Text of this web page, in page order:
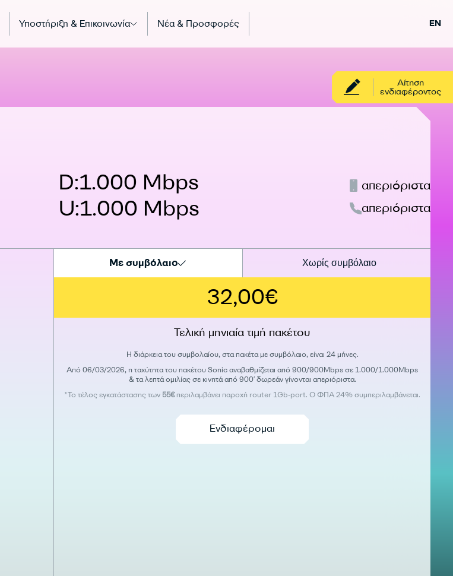
Υποστήριξη & Επικοινωνία Νέα & Προσφορές EN
Αίτηση
ενδιαφέροντος
D:1.000 Mbps
U:1.000 Mbps
απεριόριστα
απεριόριστα
Με συμβόλαιο Χωρίς συμβόλαιο
32,00€
Τελική μηνιαία τιμή πακέτου
Η διάρκεια του συμβολαίου, στα πακέτα με συμβόλαιο, είναι 24 μήνες.
Από 06/03/2026, η ταχύτητα του πακέτου Sonic αναβαθμίζεται από 900/900Mbps σε 1.000/1.000Mbps
& τα λεπτά ομιλίας σε κινητά από 900′ δωρεάν γίνονται απεριόριστα.
*Το τέλος εγκατάστασης των 55€περιλαμβάνει παροχή router 1Gb-port. Ο ΦΠΑ 24% συμπεριλαμβάνεται.
Ενδιαφέρομαι